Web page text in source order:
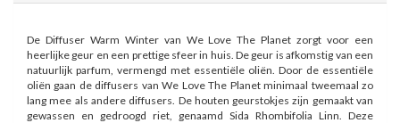
De Diffuser Warm Winter van We Love The Planet zorgt voor een
heerlijke geur en een prettige sfeer in huis. De geur is afkomstig van een
natuurlijk parfum, vermengd met essentiële oliën. Door de essentiële
oliën gaan de diffusers van We Love The Planet minimaal tweemaal zo
lang mee als andere diffusers. De houten geurstokjes zijn gemaakt van
gewassen en gedroogd riet, genaamd Sida Rhombifolia Linn. Deze